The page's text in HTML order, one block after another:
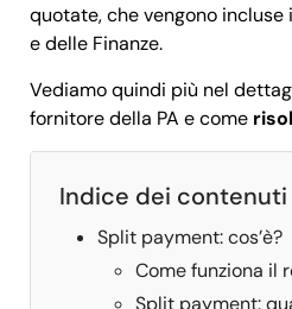
quotate, che vengono
e delle Finanze.
Vediamo quindi più nel
fornitore della PA e come
Indice dei contenuti
Split payment: cos’è?
Come funziona il
Split payment: